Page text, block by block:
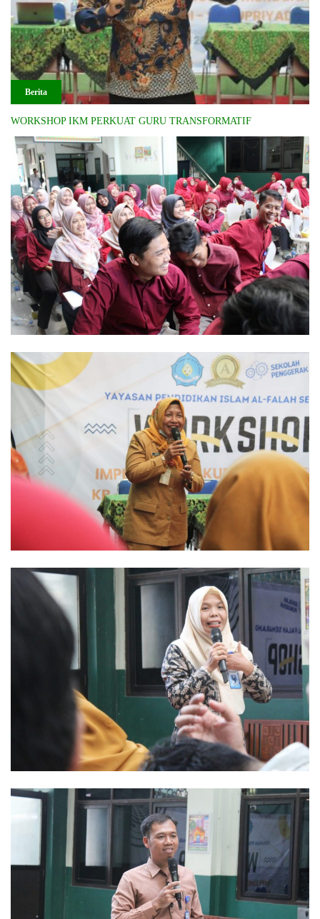
Berita
WORKSHOP IKM PERKUAT GURU TRANSFORMATIF